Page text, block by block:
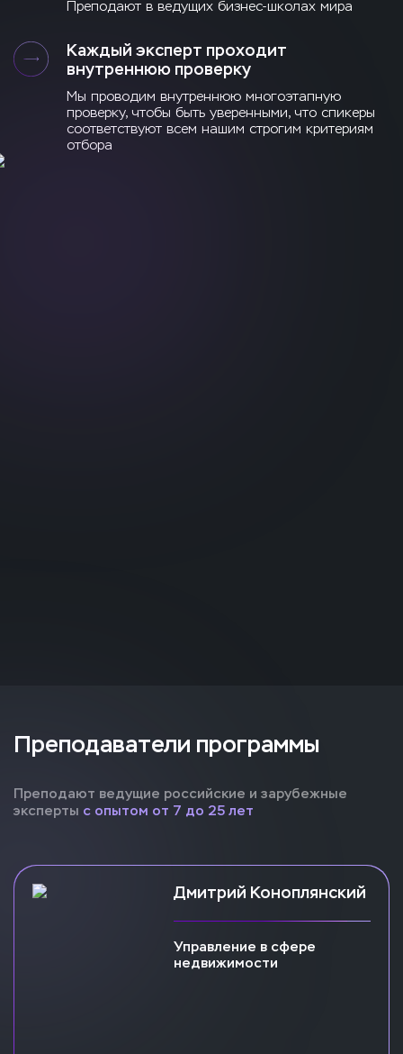
Преподают в ведущих бизнес-школах мира
Каждый эксперт проходит
внутреннюю проверку
Мы проводим внутреннюю многоэтапную
проверку, чтобы быть уверенными, что спикеры
соответствуют всем нашим строгим критериям
отбора
Преподаватели программы
Преподают ведущие российские и зарубежные
эксперты с опытом от 7 до 25 лет
Дмитрий Коноплянский
Управление в сфере
недвижимости